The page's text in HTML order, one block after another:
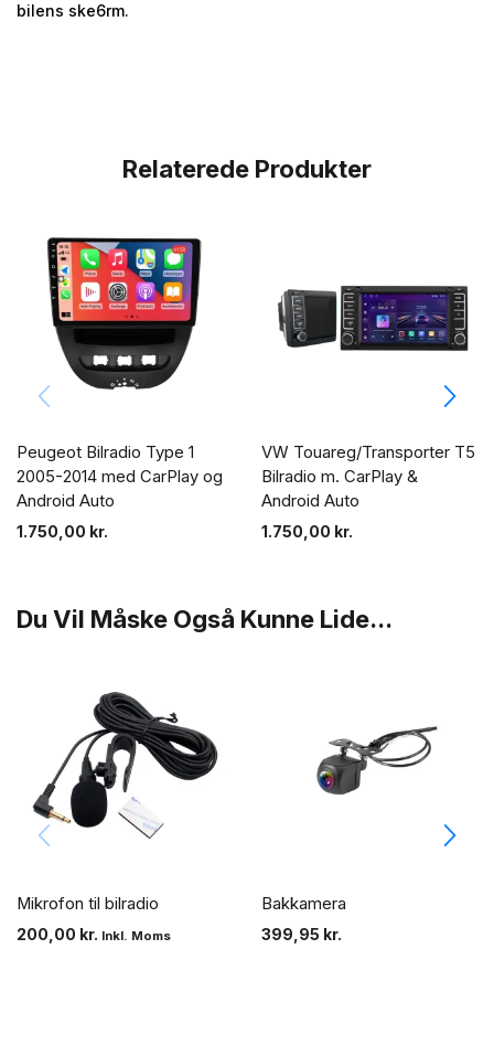
bilens ske6rm.
Relaterede Produkter
Peugeot Bilradio Type 1
2005-2014 med CarPlay og
Android Auto
1.750,00 kr.
VW Touareg/Transporter T5
Bilradio m. CarPlay &
Android Auto
1.750,00 kr.
Du Vil Måske Også Kunne Lide...
Mikrofon til bilradio
200,00 kr. Inkl. Moms
Bakkamera
399,95 kr.